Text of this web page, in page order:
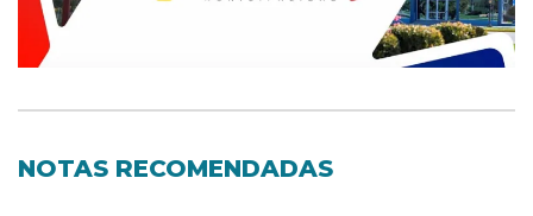
NOTAS RECOMENDADAS